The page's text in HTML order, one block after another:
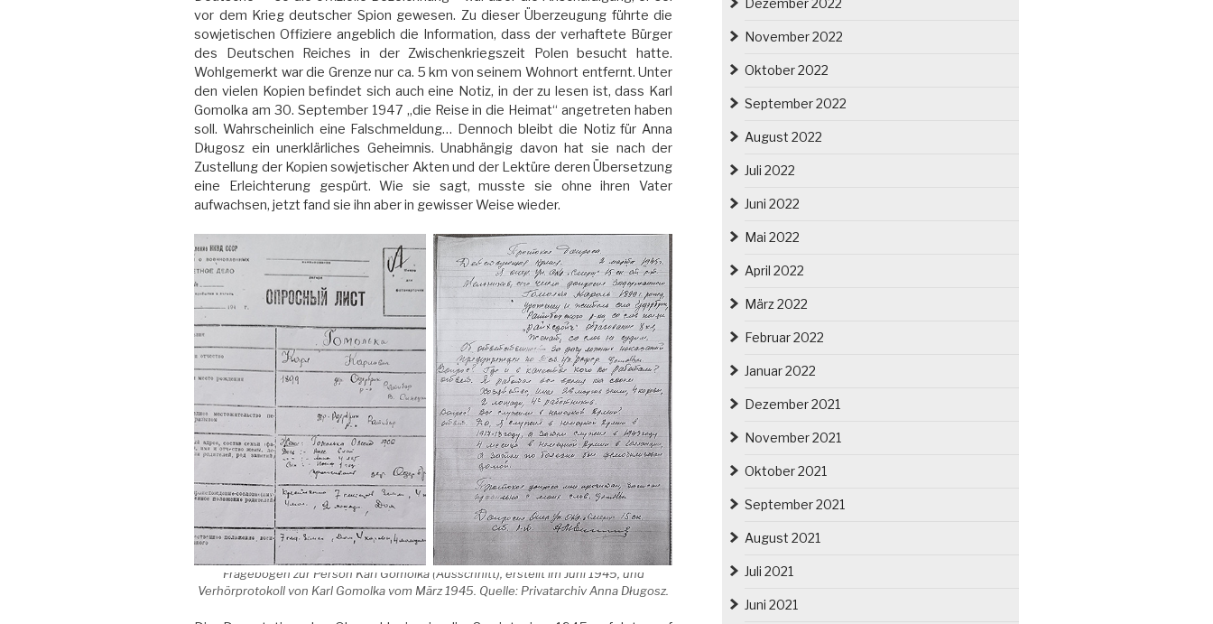
vor dem Krieg deutscher Spion gewesen. Zu dieser Überzeugung führte die
sowjetischen Offiziere angeblich die Information, dass der verhaftete Bürger
des Deutschen Reiches in der Zwischenkriegszeit Polen besucht hatte.
Wohlgemerkt war die Grenze nur ca. 5 km von seinem Wohnort entfernt. Unter
den vielen Kopien befindet sich auch eine Notiz, in der zu lesen ist, dass Karl
Gomolka am 30. September 1947 „die Reise in die Heimat“ angetreten haben
soll. Wahrscheinlich eine Falschmeldung… Dennoch bleibt die Notiz für Anna
Długosz ein unerklärliches Geheimnis. Unabhängig davon hat sie nach der
Zustellung der Kopien sowjetischer Akten und der Lektüre deren Übersetzung
eine Erleichterung gespürt. Wie sie sagt, musste sie ohne ihren Vater
aufwachsen, jetzt fand sie ihn aber in gewisser Weise wieder.
Fragebogen zur Person Karl Gomolka (Ausschnitt), erstellt im Juni 1945, und
Verhörprotokoll von Karl Gomolka vom März 1945. Quelle: Privatarchiv Anna Długosz.
November 2022
Oktober 2022
September 2022
August 2022
Juli 2022
Juni 2022
Mai 2022
April 2022
März 2022
Februar 2022
Januar 2022
Dezember 2021
November 2021
Oktober 2021
September 2021
August 2021
Juli 2021
Juni 2021